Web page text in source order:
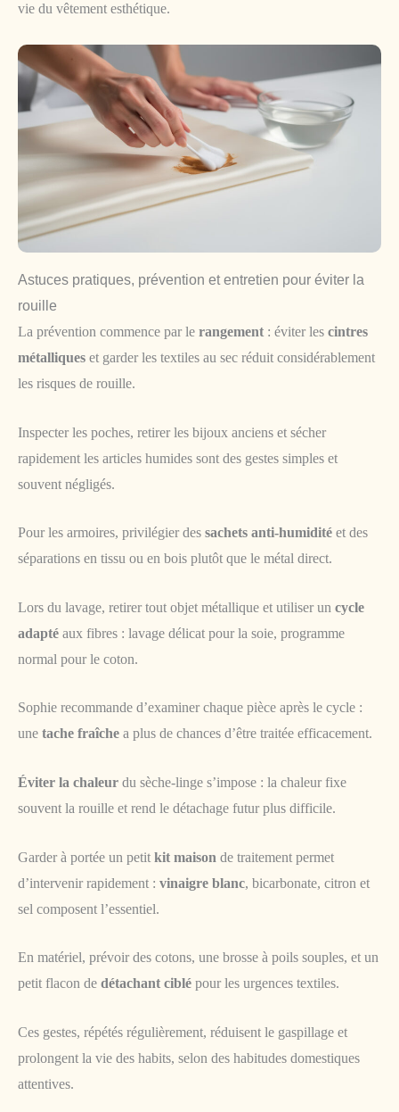
vie du vêtement esthétique.
Astuces pratiques, prévention et entretien pour éviter la
rouille
La prévention commence par le rangement : éviter les cintres
métalliques et garder les textiles au sec réduit considérablement
les risques de rouille.
Inspecter les poches, retirer les bijoux anciens et sécher
rapidement les articles humides sont des gestes simples et
souvent négligés.
Pour les armoires, privilégier des sachets anti-humidité et des
séparations en tissu ou en bois plutôt que le métal direct.
Lors du lavage, retirer tout objet métallique et utiliser un cycle
adapté aux fibres : lavage délicat pour la soie, programme
normal pour le coton.
Sophie recommande d’examiner chaque pièce après le cycle :
une tache fraîche a plus de chances d’être traitée efficacement.
Éviter la chaleur du sèche-linge s’impose : la chaleur fixe
souvent la rouille et rend le détachage futur plus difficile.
Garder à portée un petit kit maison de traitement permet
d’intervenir rapidement : vinaigre blanc, bicarbonate, citron et
sel composent l’essentiel.
En matériel, prévoir des cotons, une brosse à poils souples, et un
petit flacon de détachant ciblé pour les urgences textiles.
Ces gestes, répétés régulièrement, réduisent le gaspillage et
prolongent la vie des habits, selon des habitudes domestiques
attentives.